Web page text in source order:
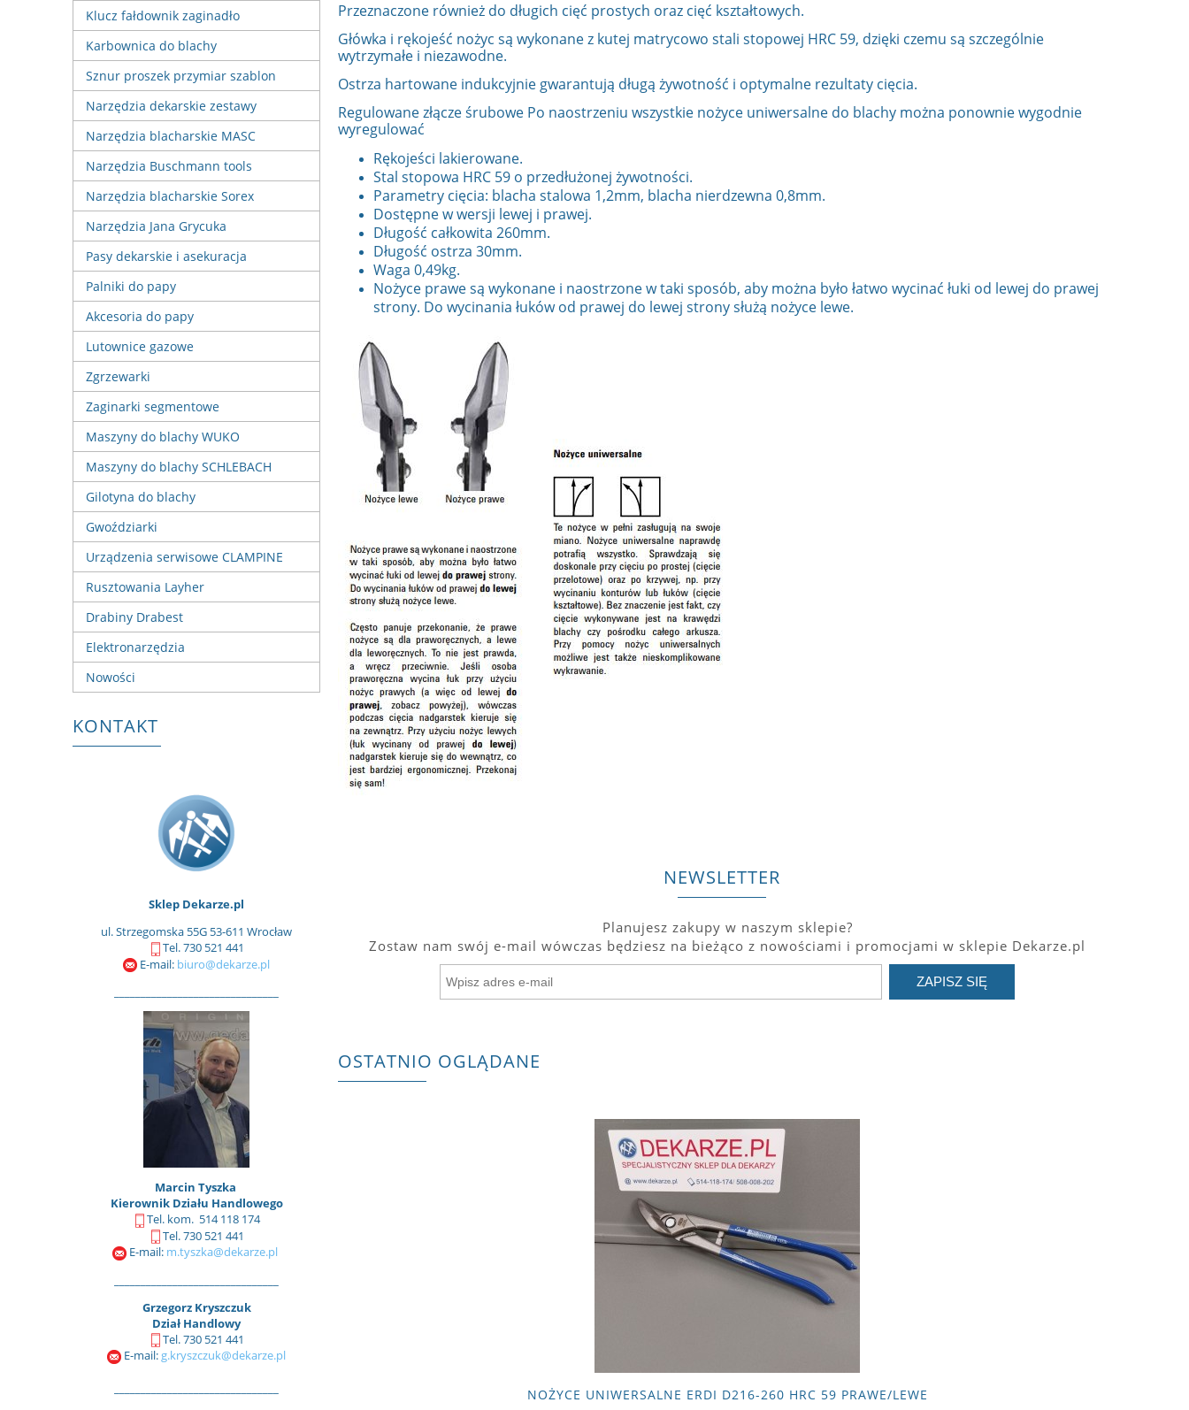
Klucz fałdownik zaginadło
Karbownica do blachy
Sznur proszek przymiar szablon
Narzędzia dekarskie zestawy
Narzędzia blacharskie MASC
Narzędzia Buschmann tools
Narzędzia blacharskie Sorex
Narzędzia Jana Grycuka
Pasy dekarskie i asekuracja
Palniki do papy
Akcesoria do papy
Lutownice gazowe
Zgrzewarki
Zaginarki segmentowe
Maszyny do blachy WUKO
Maszyny do blachy SCHLEBACH
Gilotyna do blachy
Gwoździarki
Urządzenia serwisowe CLAMPINE
Rusztowania Layher
Drabiny Drabest
Elektronarzędzia
Nowości
KONTAKT
Sklep Dekarze.pl
ul. Strzegomska 55G 53-611 Wrocław
Tel. 730 521 441
E-mail: biuro@dekarze.pl
Marcin Tyszka
Kierownik Działu Handlowego
Tel. kom. 514 118 174
Tel. 730 521 441
E-mail: m.tyszka@dekarze.pl
Grzegorz Kryszczuk
Dział Handlowy
Tel. 730 521 441
E-mail: g.kryszczuk@dekarze.pl
Przeznaczone również do długich cięć prostych oraz cięć kształtowych.
Główka i rękojeść nożyc są wykonane z kutej matrycowo stali stopowej HRC 59, dzięki czemu są szczególnie
wytrzymałe i niezawodne.
Ostrza hartowane indukcyjnie gwarantują długą żywotność i optymalne rezultaty cięcia.
Regulowane złącze śrubowe Po naostrzeniu wszystkie nożyce uniwersalne do blachy można ponownie wygodnie
wyregulować
Rękojeści lakierowane.
Stal stopowa HRC 59 o przedłużonej żywotności.
Parametry cięcia: blacha stalowa 1,2mm, blacha nierdzewna 0,8mm.
Dostępne w wersji lewej i prawej.
Długość całkowita 260mm.
Długość ostrza 30mm.
Waga 0,49kg.
Nożyce prawe są wykonane i naostrzone w taki sposób, aby można było łatwo wycinać łuki od lewej do prawej
strony. Do wycinania łuków od prawej do lewej strony służą nożyce lewe.
NEWSLETTER
Planujesz zakupy w naszym sklepie?
Zostaw nam swój e-mail wówczas będziesz na bieżąco z nowościami i promocjami w sklepie Dekarze.pl
ZAPISZ SIĘ
OSTATNIO OGLĄDANE
NOŻYCE UNIWERSALNE ERDI D216-260 HRC 59 PRAWE/LEWE